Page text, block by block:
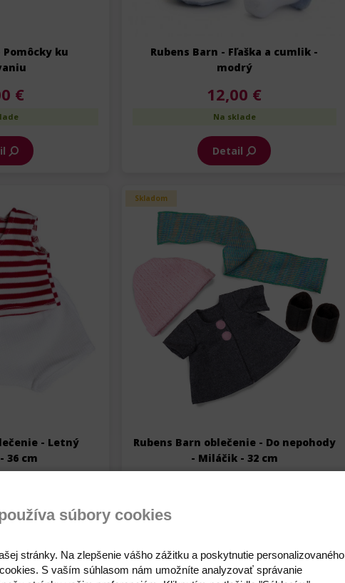
Pomôcky ku
€
Rubens Barn - Fľaška a cumlik -
modrý
12,00 €
Na sklade
Detail
- Letný
36 cm
Skladom
Rubens Barn oblečenie - Do nepohody
- Miláčik - 32 cm
súbory cookies
stránky. Na zlepšenie vášho zážitku a poskytnutie personalizovaného
S vaším súhlasom nám umožníte analyzovať správanie